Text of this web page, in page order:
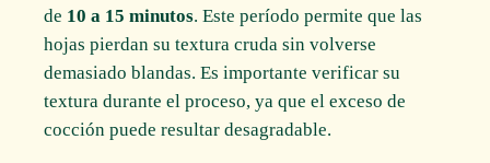
de 10 a 15 minutos. Este período permite que las
hojas pierdan su textura cruda sin volverse
demasiado blandas. Es importante verificar su
textura durante el proceso, ya que el exceso de
cocción puede resultar desagradable.